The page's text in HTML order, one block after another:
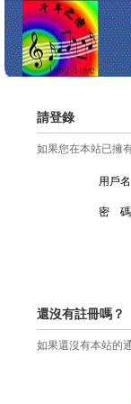
請登錄
如果您在本站已擁
用戶名
密 碼
還沒有註冊嗎？
如果還沒有本站的